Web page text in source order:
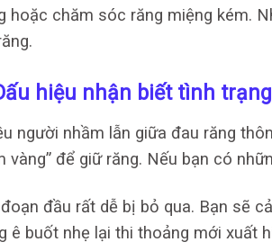
hoặc chăm sóc răng miệng kém.
hiệu nhận biết tình
người nhầm lẫn giữa đau răng
vàng” để giữ răng. Nếu bạn có
đoạn đầu rất dễ bị bỏ qua. Bạn sẽ
ê buốt nhẹ lại thi thoảng mới xuất